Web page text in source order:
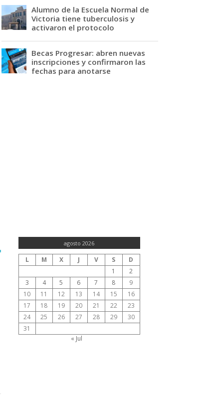
Alumno de la Escuela Normal de
Victoria tiene tuberculosis y
activaron el protocolo
Becas Progresar: abren nuevas
inscripciones y confirmaron las
fechas para anotarse
agosto 2026
L M X J V S
D
1
2
3
4 5 6 7 8
9
10
11 12 13 14 15
16
17
18 19 20 21 22
23
24
25 26 27 28 29
30
31
« Jul